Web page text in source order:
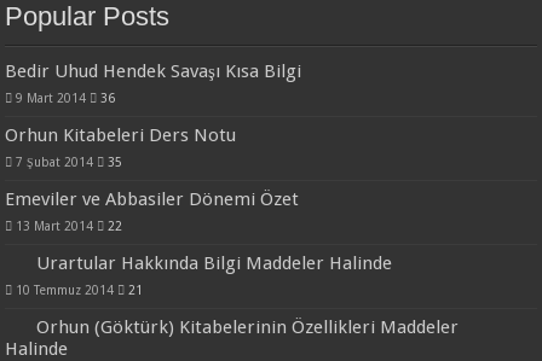
Popular Posts
Bedir Uhud Hendek Savaşı Kısa Bilgi
9 Mart 2014 36
Orhun Kitabeleri Ders Notu
7 Şubat 2014 35
Emeviler ve Abbasiler Dönemi Özet
13 Mart 2014 22
Urartular Hakkında Bilgi Maddeler Halinde
10 Temmuz 2014 21
Orhun (Göktürk) Kitabelerinin Özellikleri Maddeler
Halinde